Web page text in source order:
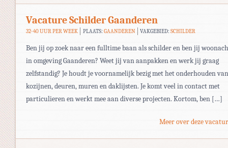
Vacature Schilder Gaanderen
32-40 UUR PER WEEK PLAATS: GAANDEREN VAKGEBIED:SCHILDER
Ben jij op zoek naar een fulltime baan als schilder en ben jij
in omgeving Gaanderen? Weet jij van aanpakken en werk jij graag
zelfstandig? Je houdt je voornamelijk bezig met het onderhouden van
kozijnen, deuren, muren en daklijsten. Je komt veel in contact met
particulieren en werkt mee aan diverse projecten. Kortom, ben […]
Meer over deze